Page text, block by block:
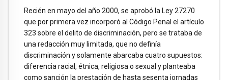
Recién en mayo del año 2000, se aprobó la Ley 27270
que por primera vez incorporó al Código Penal el artículo
323 sobre el delito de discriminación, pero se trataba de
una redacción muy limitada, que no definía
discriminación y solamente abarcaba cuatro supuestos:
diferencia racial, étnica, religiosa o sexual y planteaba
como sanción la prestación de hasta sesenta jornadas